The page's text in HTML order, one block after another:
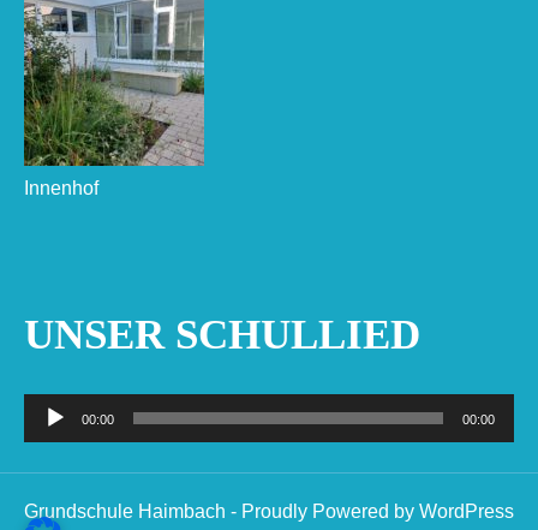
Innenhof
UNSER SCHULLIED
Audio-
00:00 00:00
Grundschule Haimbach - Proudly Powered by WordPress